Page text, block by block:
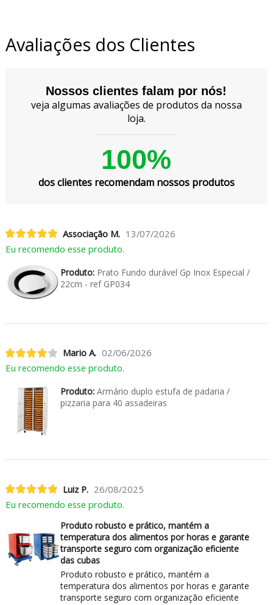
Avaliações dos Clientes
Nossos clientes falam por nós!
veja algumas avaliações de produtos da nossa
loja.
100%
dos clientes recomendam nossos produtos
Associação M. 13/07/2026
Eu recomendo esse produto.
Produto:Prato Fundo durável Gp Inox Especial /
22cm - ref GP034
Mario A. 02/06/2026
Eu recomendo esse produto.
Produto:Armário duplo estufa de padaria /
pizzaria para 40 assadeiras
Luiz P. 26/08/2025
Eu recomendo esse produto.
Produto robusto e prático, mantém a
temperatura dos alimentos por horas e garante
transporte seguro com organização eficiente
das cubas
Produto robusto e prático, mantém a
temperatura dos alimentos por horas e garante
transporte seguro com organização eficiente